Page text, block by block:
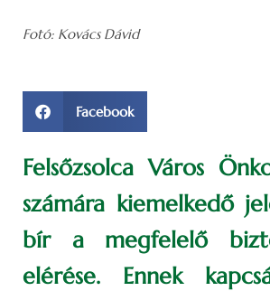
Fotó: Kovács Dávid
Facebook
Felsőzsolca Város
számára kiemelkedő
bír a megfelelő
elérése. Ennek